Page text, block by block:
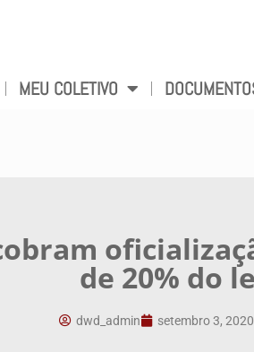
MEU COLETIVO
de 20% do
dwd_admin setembro 3, 2020